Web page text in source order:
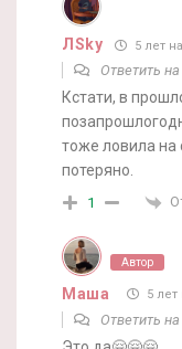
ЛSky 5 лет
Ответить на
Кстати, в
тоже ловила на
потеряно.
1
Автор
Маша 5 лет
Ответить на